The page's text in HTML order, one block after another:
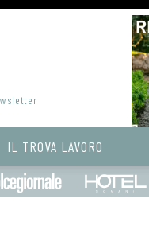
IL TROVA LAVORO
Bargiornale